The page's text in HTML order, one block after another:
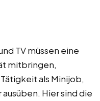
TV müssen eine
mitbringen,
als Minijob,
Hier sind die